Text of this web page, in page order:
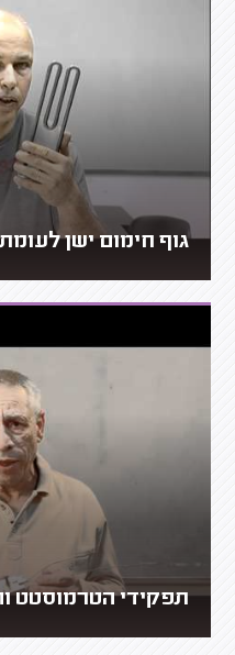
גוף חימום ישן
תפקידי הטרמוסטט